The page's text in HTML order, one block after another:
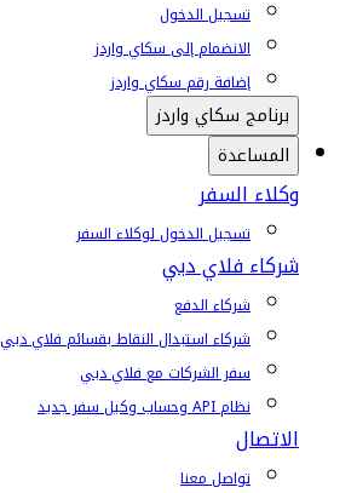
تسجيل الدخول
الانضمام إلى سكاي واردز
إضافة رقم سكاي واردز
برنامج سكاي واردز
المساعدة
وكلاء السفر
تسجيل الدخول لوكلاء السفر
شركاء فلاي دبي
شركاء الدفع
شركاء استبدال النقاط بقسائم فلاي دبي
سفر الشركات مع فلاي دبي
نظام API وحساب وكيل سفر جديد
الاتصال
تواصل معنا